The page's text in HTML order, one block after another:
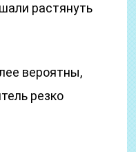
растянуть
вероятны,
резко